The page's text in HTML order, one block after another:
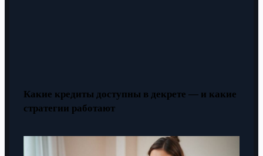
Какие кредиты доступны в декрете — и какие
стратегии работают